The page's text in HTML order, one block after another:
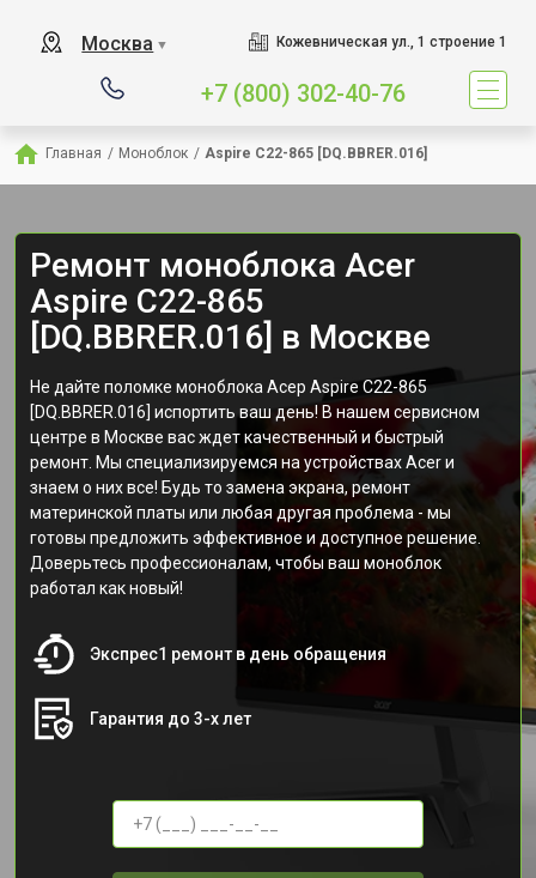
Москва ▼ Кожевническая ул., 1 строение 1
+7 (800) 302-40-76
Главная / Моноблок / Aspire C22-865 [DQ.BBRER.016]
Ремонт моноблока Acer
Aspire C22-865
[DQ.BBRER.016] в Москве
Не дайте поломке моноблока Асер Aspire C22-865
[DQ.BBRER.016] испортить ваш день! В нашем сервисном
центре в Москве вас ждет качественный и быстрый
ремонт. Мы специализируемся на устройствах Acer и
знаем о них все! Будь то замена экрана, ремонт
материнской платы или любая другая проблема - мы
готовы предложить эффективное и доступное решение.
Доверьтесь профессионалам, чтобы ваш моноблок
работал как новый!
Экспрес1 ремонт в день обращения
Гарантия до 3-х лет